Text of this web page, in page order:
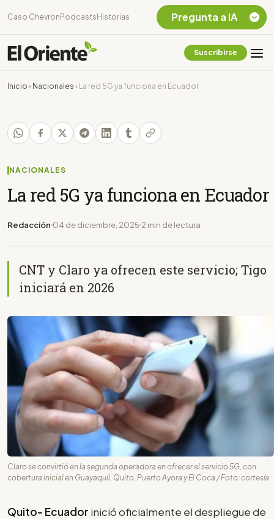
Caso Chevron Podcasts Historias
Suscribirse
Inicio › Nacionales › La red 5G ya funciona en Ecuador
NACIONALES
La red 5G ya funciona en Ecuador
Redacción 04 de diciembre, 2025 2 min de lectura
CNT y Claro ya ofrecen este servicio; Tigo
iniciará en 2026
Claro se convirtió en la segunda operadora en ofrecer el servicio 5G, con
cobertura inicial en Guayaquil, Quito, Puerto Ayora y El Coca / Foto: cortesía
Quito- Ecuador inició oficialmente el despliegue de
Pregunta a IA
Chevron Ecuador